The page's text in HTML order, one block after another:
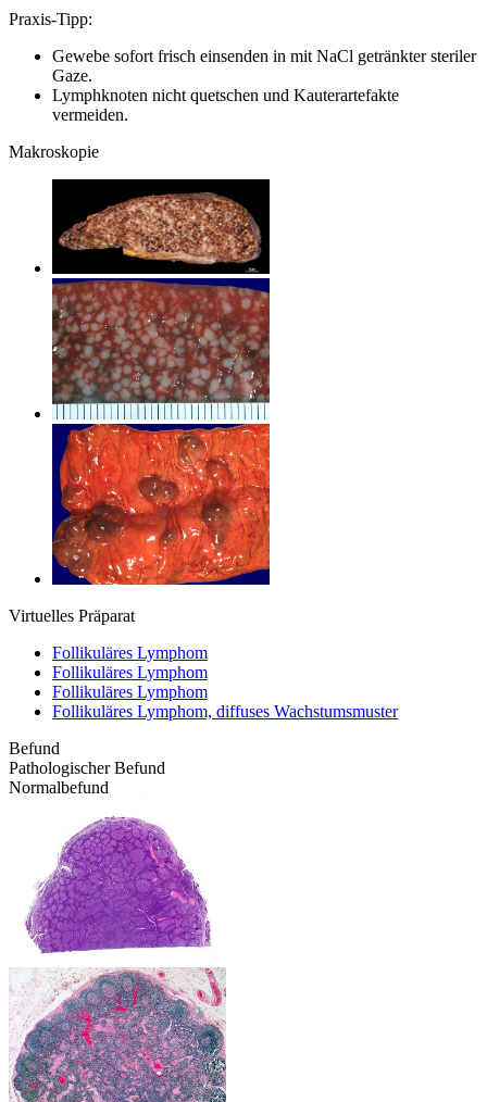
Praxis-Tipp:
Gewebe sofort frisch einsenden in mit NaCl getränkter steriler
Gaze.
Lymphknoten nicht quetschen und Kauterartefakte
vermeiden.
Makroskopie
Virtuelles Präparat
Follikuläres Lymphom
Follikuläres Lymphom
Follikuläres Lymphom
Follikuläres Lymphom, diffuses Wachstumsmuster
Befund
Pathologischer Befund
Normalbefund